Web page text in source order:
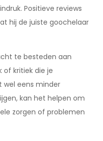
Positieve reviews
hij de juiste goochelaar
te besteden aan
kritiek die je
wel eens minder
kan het helpen om
zorgen of problemen